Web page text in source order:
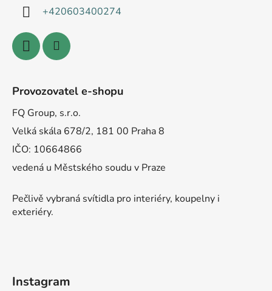
+420603400274
Provozovatel e-shopu
FQ Group, s.r.o.
Velká skála 678/2, 181 00 Praha 8
IČO: 10664866
vedená u Městského soudu v Praze
Pečlivě vybraná svítidla pro interiéry, koupelny i
exteriéry.
Instagram